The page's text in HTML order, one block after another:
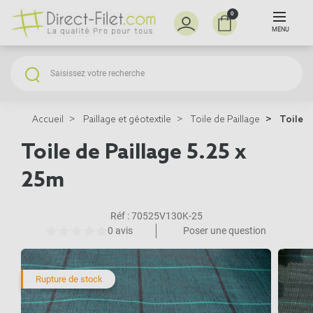
0
MENU
Accueil Paillage et géotextile Toile de Paillage Toile
Toile de Paillage 5.25 x
25m
Réf :70525V130K-25
0 avis
Poser une question
Rupture de stock